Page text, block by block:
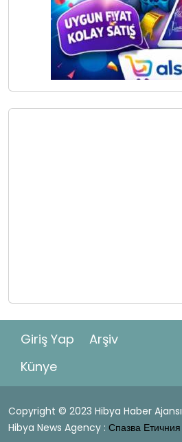
Giriş Yap
Arşiv
Künye
Copyright © 2023 Hibya Haber Ajansı
Hibya News Agency : Спазва